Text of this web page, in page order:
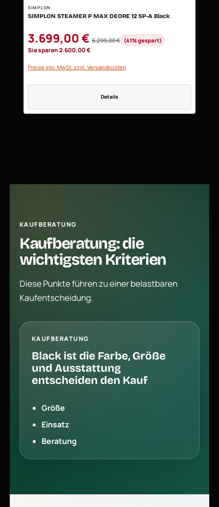
SIMPLON
SIMPLON STEAMER P MAX DEORE 12 SP-A Black
Verkaufspreis:
3.699,00 € Regulärer Preis:
6.299,00 € (41% gespart)
Sie sparen 2.600,00 €
Preise inkl. MwSt. zzgl. Versandkosten
Details
KAUFBERATUNG
Kaufberatung: die
wichtigsten Kriterien
Diese Punkte führen zu einer belastbaren
Kaufentscheidung.
KAUFBERATUNG
Black ist die Farbe, Größe
und Ausstattung
entscheiden den Kauf
Größe
Einsatz
Beratung